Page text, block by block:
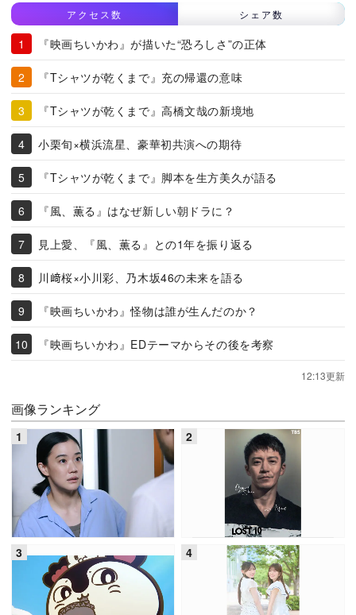
アクセス数 シェア数
『映画ちいかわ』が描いた“恐ろしさ”の正体
『Tシャツが乾くまで』充の帰還の意味
『Tシャツが乾くまで』高橋文哉の新境地
小栗旬×横浜流星、豪華初共演への期待
『Tシャツが乾くまで』脚本を生方美久が語る
『風、薫る』はなぜ新しい朝ドラに？
見上愛、『風、薫る』との1年を振り返る
川﨑桜×小川彩、乃木坂46の未来を語る
『映画ちいかわ』怪物は誰が生んだのか？
『映画ちいかわ』EDテーマからその後を考察
12:13更新
画像ランキング